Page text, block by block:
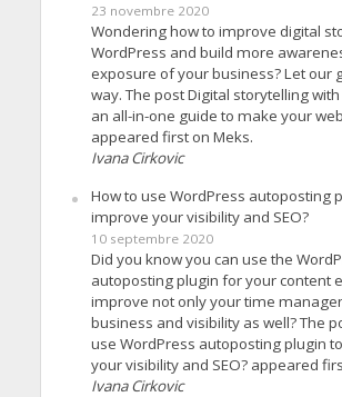
23 novembre 2020
Wondering how to improve digital
WordPress and build more
exposure of your business? Let our
way. The post Digital storytelling
an all-in-one guide to make your
appeared first on Meks.
Ivana Cirkovic
How to use WordPress autoposting
improve your visibility and SEO?
10 septembre 2020
Did you know you can use the
autoposting plugin for your content
improve not only your time
business and visibility as well? The
use WordPress autoposting plugin
your visibility and SEO? appeared
Ivana Cirkovic